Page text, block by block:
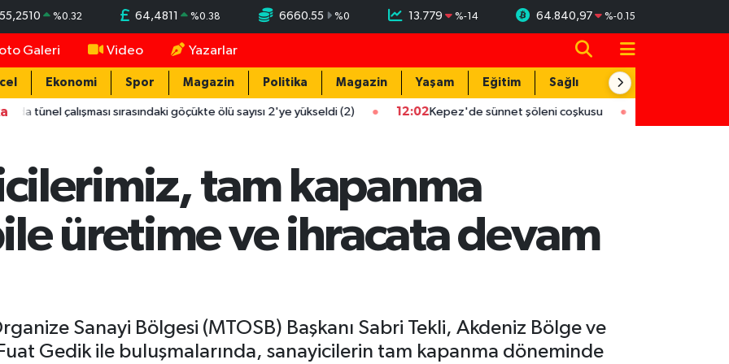
55,2510 %0.32 64,4811 %0.38 6660.55 %0 13.779 %-14 64.840,97 %-0.15
Galeri Video Yazarlar
Ekonomi Spor Magazin Politika Magazin Yaşam Eğitim Sağlık Teknoloji
çalışması sırasındaki göçükte ölü sayısı 2'ye yükseldi (2) 12:02 Kepez'de sünnet şöleni coşkusu 12:02
tam kapanma
üretime ve ihracata devam
Sanayi Bölgesi (MTOSB) Başkanı Sabri Tekli, Akdeniz Bölge ve
Gedik ile buluşmalarında, sanayicilerin tam kapanma döneminde